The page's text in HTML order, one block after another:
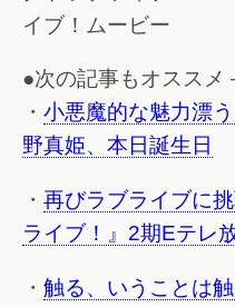
イブ！ムービー
●次の記事もオス
・ 小悪魔的な魅力漂
野真姫、本日誕生日
・ 再びラブライブに
ライブ！』2期Eテレ
・ 触る、いうことは